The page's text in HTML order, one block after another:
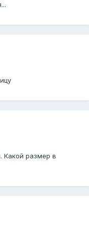
Какой размер в